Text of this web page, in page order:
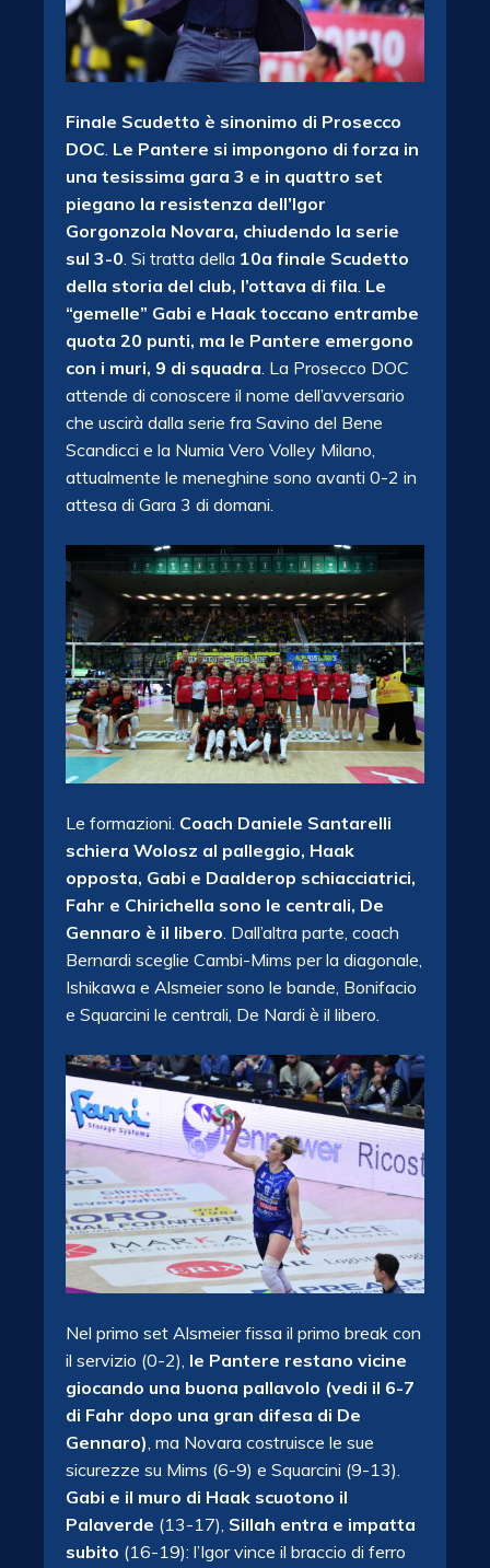
Finale Scudetto è sinonimo di Prosecco
DOC. Le Pantere si impongono di forza in
una tesissima gara 3 e in quattro set
piegano la resistenza dell’Igor
Gorgonzola Novara, chiudendo la serie
sul 3-0. Si tratta della 10a finale Scudetto
della storia del club, l’ottava di fila. Le
“gemelle” Gabi e Haak toccano entrambe
quota 20 punti, ma le Pantere emergono
con i muri, 9 di squadra. La Prosecco DOC
attende di conoscere il nome dell’avversario
che uscirà dalla serie fra Savino del Bene
Scandicci e la Numia Vero Volley Milano,
attualmente le meneghine sono avanti 0-2 in
attesa di Gara 3 di domani.
Le formazioni. Coach Daniele Santarelli
schiera Wolosz al palleggio, Haak
opposta, Gabi e Daalderop schiacciatrici,
Fahr e Chirichella sono le centrali, De
Gennaro è il libero. Dall’altra parte, coach
Bernardi sceglie Cambi-Mims per la diagonale,
Ishikawa e Alsmeier sono le bande, Bonifacio
e Squarcini le centrali, De Nardi è il libero.
Nel primo set Alsmeier fissa il primo break con
il servizio (0-2), le Pantere restano vicine
giocando una buona pallavolo (vedi il 6-7
di Fahr dopo una gran difesa di De
Gennaro), ma Novara costruisce le sue
sicurezze su Mims (6-9) e Squarcini (9-13).
Gabi e il muro di Haak scuotono il
Palaverde (13-17), Sillah entra e impatta
subito (16-19): l’Igor vince il braccio di ferro